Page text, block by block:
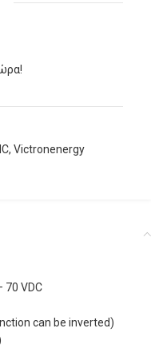
, Victronenergy
70 VDC
can be inverted)